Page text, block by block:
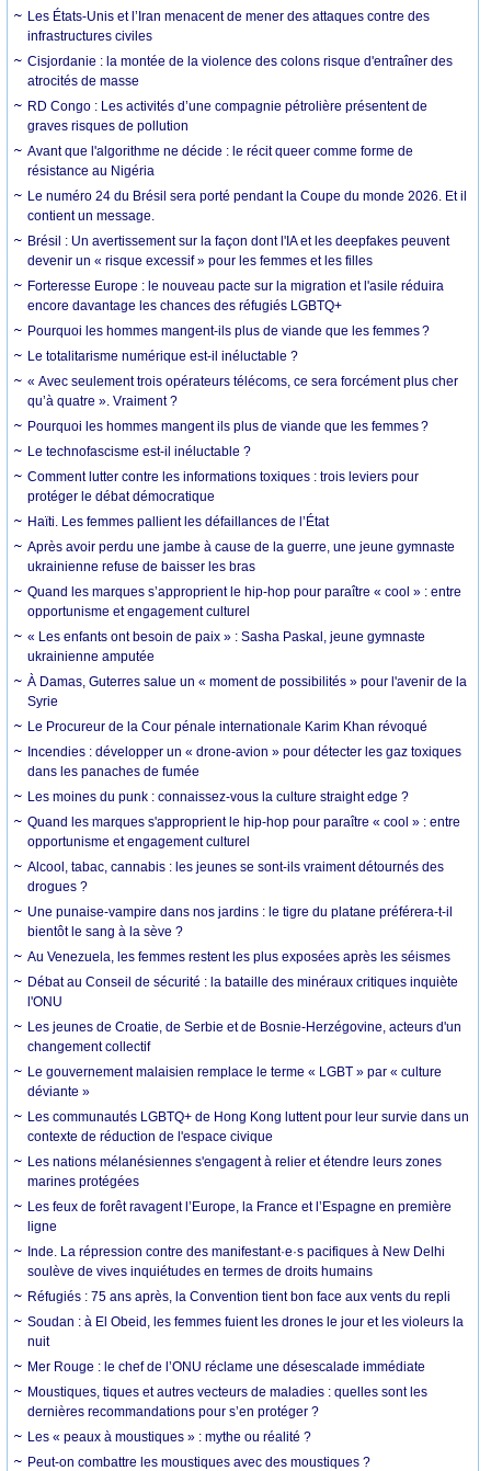
Les États-Unis et l’Iran menacent de mener des attaques contre des
infrastructures civiles
Cisjordanie : la montée de la violence des colons risque d'entraîner des
atrocités de masse
RD Congo : Les activités d’une compagnie pétrolière présentent de
graves risques de pollution
Avant que l'algorithme ne décide : le récit queer comme forme de
résistance au Nigéria
Le numéro 24 du Brésil sera porté pendant la Coupe du monde 2026. Et il
contient un message.
Brésil : Un avertissement sur la façon dont l'IA et les deepfakes peuvent
devenir un « risque excessif » pour les femmes et les filles
Forteresse Europe : le nouveau pacte sur la migration et l'asile réduira
encore davantage les chances des réfugiés LGBTQ+
Pourquoi les hommes mangent-ils plus de viande que les femmes ?
Le totalitarisme numérique est-il inéluctable ?
« Avec seulement trois opérateurs télécoms, ce sera forcément plus cher
qu’à quatre ». Vraiment ?
Pourquoi les hommes mangent ils plus de viande que les femmes ?
Le technofascisme est-il inéluctable ?
Comment lutter contre les informations toxiques : trois leviers pour
protéger le débat démocratique
Haïti. Les femmes pallient les défaillances de l’État
Après avoir perdu une jambe à cause de la guerre, une jeune gymnaste
ukrainienne refuse de baisser les bras
Quand les marques s’approprient le hip-hop pour paraître « cool » : entre
opportunisme et engagement culturel
« Les enfants ont besoin de paix » : Sasha Paskal, jeune gymnaste
ukrainienne amputée
À Damas, Guterres salue un « moment de possibilités » pour l'avenir de la
Syrie
Le Procureur de la Cour pénale internationale Karim Khan révoqué
Incendies : développer un « drone-avion » pour détecter les gaz toxiques
dans les panaches de fumée
Les moines du punk : connaissez-vous la culture straight edge ?
Quand les marques s'approprient le hip-hop pour paraître « cool » : entre
opportunisme et engagement culturel
Alcool, tabac, cannabis : les jeunes se sont-ils vraiment détournés des
drogues ?
Une punaise-vampire dans nos jardins : le tigre du platane préférera-t-il
bientôt le sang à la sève ?
Au Venezuela, les femmes restent les plus exposées après les séismes
Débat au Conseil de sécurité : la bataille des minéraux critiques inquiète
l'ONU
Les jeunes de Croatie, de Serbie et de Bosnie-Herzégovine, acteurs d'un
changement collectif
Le gouvernement malaisien remplace le terme « LGBT » par « culture
déviante »
Les communautés LGBTQ+ de Hong Kong luttent pour leur survie dans un
contexte de réduction de l'espace civique
Les nations mélanésiennes s'engagent à relier et étendre leurs zones
marines protégées
Les feux de forêt ravagent l’Europe, la France et l’Espagne en première
ligne
Inde. La répression contre des manifestant·e·s pacifiques à New Delhi
soulève de vives inquiétudes en termes de droits humains
Réfugiés : 75 ans après, la Convention tient bon face aux vents du repli
Soudan : à El Obeid, les femmes fuient les drones le jour et les violeurs la
nuit
Mer Rouge : le chef de l’ONU réclame une désescalade immédiate
Moustiques, tiques et autres vecteurs de maladies : quelles sont les
dernières recommandations pour s’en protéger ?
Les « peaux à moustiques » : mythe ou réalité ?
Peut-on combattre les moustiques avec des moustiques ?